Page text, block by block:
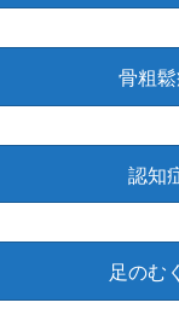
骨粗
認知
足のむ